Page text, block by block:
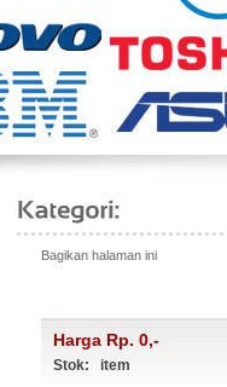
Bagikan halaman ini
Harga Rp. 0,-
Stok: item